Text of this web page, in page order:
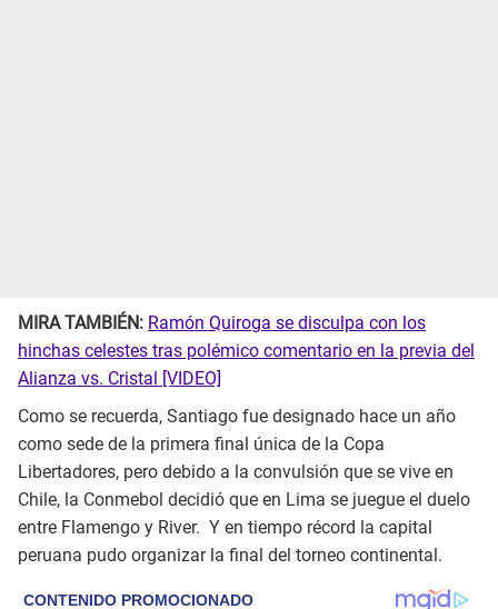
MIRA TAMBIÉN: Ramón Quiroga se disculpa con los
hinchas celestes tras polémico comentario en la previa del
Alianza vs. Cristal [VIDEO]
Como se recuerda, Santiago fue designado hace un año
como sede de la primera final única de la Copa
Libertadores, pero debido a la convulsión que se vive en
Chile, la Conmebol decidió que en Lima se juegue el duelo
entre Flamengo y River. Y en tiempo récord la capital
peruana pudo organizar la final del torneo continental.